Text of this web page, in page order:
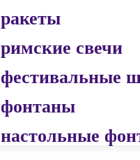
ракеты
римские свечи
фестивальные
фонтаны
настольные